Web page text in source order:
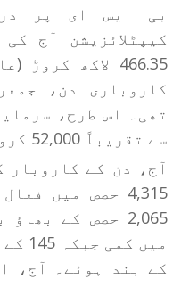
بی ایس ای پر
کیپٹلائزیشن آج
466.35 لاکھ
تھی۔ اس طرح،
سے تقریباً 52,000 کروڑ کا فائدہ ہوا۔
آج، دن کے کاروبار
4,315 حصص میں
میں